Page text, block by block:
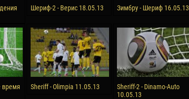
Шериф-2 - Верис 18.05.13 Зимбру - Шериф 16.05.13
время
Sheriff - Olimpia 11.05.13
Sheriff-2 - Dinamo-Auto
10.05.13